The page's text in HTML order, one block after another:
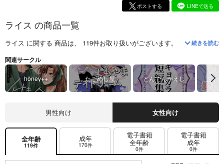
ポストする LINEで送る
ライス の商品一覧
ライス に関する 商品は、 119件お取り扱いがございます。 「付き合って
続きを読む
関連サークル
honey++ たこめし屋 どんでんがえし ふわ
男性向け 女性向け
全年齢
119件
成年
170件
電子書籍
全年齢
0件
電子書籍
成年
0件